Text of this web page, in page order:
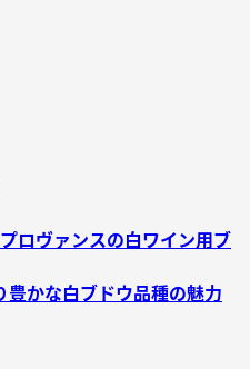
ロヴァンスの白ワイン用ブ
豊かな白ブドウ品種の魅力